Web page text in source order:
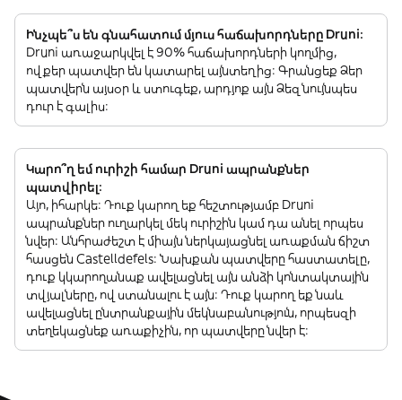
Ինչպե՞ս են գնահատում մյուս հաճախորդները Druni:
Druni առաջարկվել է 90% հաճախորդների կողմից,
ովքեր պատվեր են կատարել այնտեղից: Գրանցեք Ձեր
պատվերն այսօր և ստուգեք, արդյոք այն Ձեզ նույնպես
դուր է գալիս:
Կարո՞ղ եմ ուրիշի համար Druni ապրանքներ
պատվիրել:
Այո, իհարկե: Դուք կարող եք հեշտությամբ Druni
ապրանքներ ուղարկել մեկ ուրիշին կամ դա անել որպես
նվեր: Անհրաժեշտ է միայն ներկայացնել առաքման ճիշտ
հասցեն Castelldefels: Նախքան պատվերը հաստատելը,
դուք կկարողանաք ավելացնել այն անձի կոնտակտային
տվյալները, ով ստանալու է այն: Դուք կարող եք նաև
ավելացնել ընտրանքային մեկնաբանություն, որպեսզի
տեղեկացնեք առաքիչին, որ պատվերը նվեր է: